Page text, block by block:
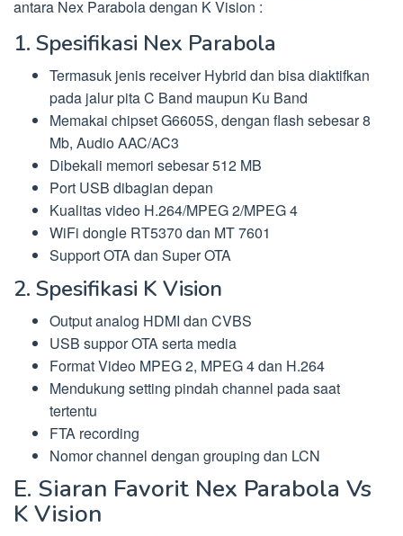
antara Nex Parabola dengan K Vision :
1. Spesifikasi Nex Parabola
Termasuk jenis receiver Hybrid dan bisa diaktifkan
pada jalur pita C Band maupun Ku Band
Memakai chipset G6605S, dengan flash sebesar 8
Mb, Audio AAC/AC3
Dibekali memori sebesar 512 MB
Port USB dibagian depan
Kualitas video H.264/MPEG 2/MPEG 4
WiFi dongle RT5370 dan MT 7601
Support OTA dan Super OTA
2. Spesifikasi K Vision
Output analog HDMI dan CVBS
USB suppor OTA serta media
Format Video MPEG 2, MPEG 4 dan H.264
Mendukung setting pindah channel pada saat
tertentu
FTA recording
Nomor channel dengan grouping dan LCN
E. Siaran Favorit Nex Parabola Vs
K Vision